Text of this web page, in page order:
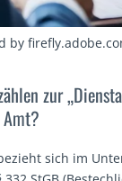
by
zur
sich im